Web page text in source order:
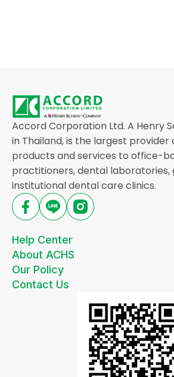
Accord Corporation Ltd. A Henry
in Thailand, is the largest
products and services to office-
practitioners, dental
institutional dental care clinics.
Help Center
About ACHS
Our Policy
Contact Us